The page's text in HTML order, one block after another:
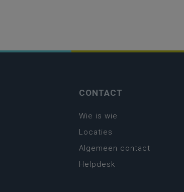
CONTACT
Wie is wie
Locaties
Algemeen contact
Helpdesk